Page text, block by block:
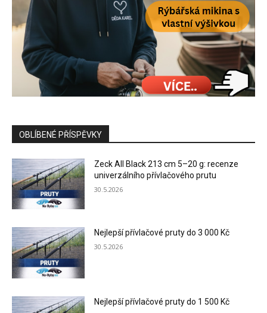
OBLÍBENÉ PŘÍSPĚVKY
Zeck All Black 213 cm 5–20 g: recenze
univerzálního přívlačového prutu
30.5.2026
Nejlepší přívlačové pruty do 3 000 Kč
30.5.2026
Nejlepší přívlačové pruty do 1 500 Kč